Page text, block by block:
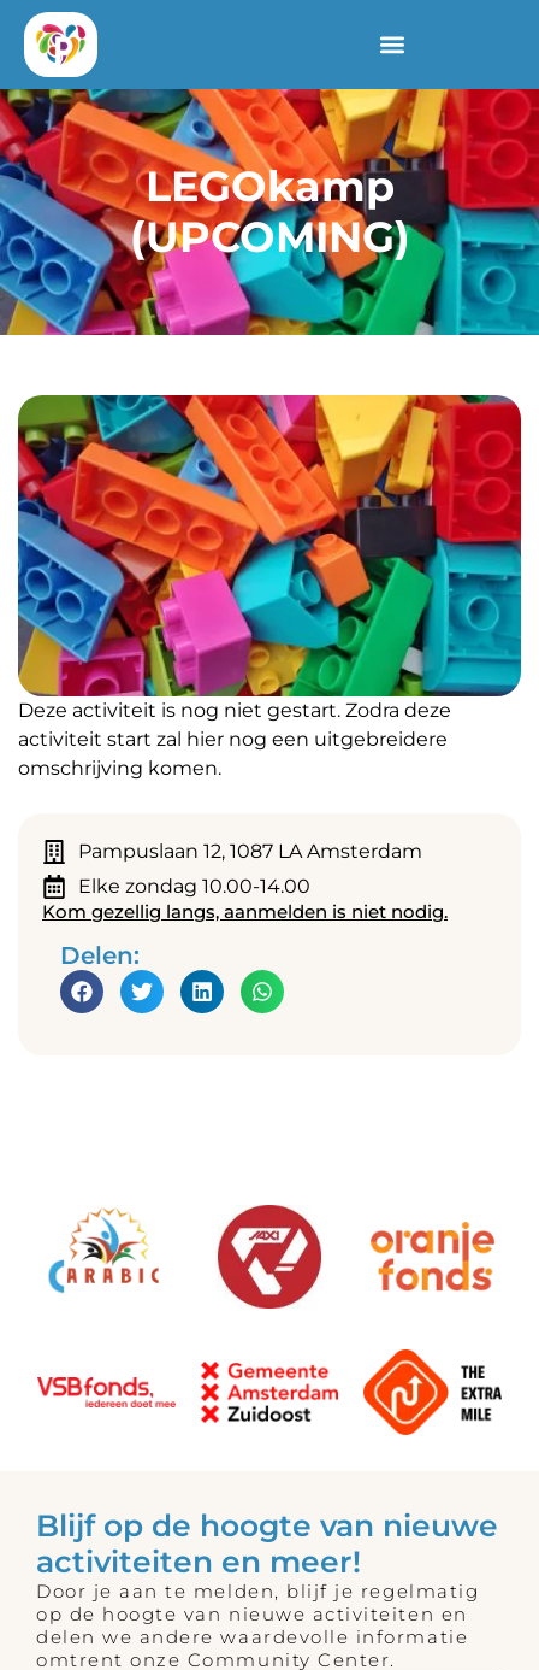
LEGOkamp
(UPCOMING)
Deze activiteit is nog niet gestart. Zodra deze
activiteit start zal hier nog een uitgebreidere
omschrijving komen.
Pampuslaan 12, 1087 LA Amsterdam
Elke zondag 10.00-14.00
Kom gezellig langs, aanmelden is niet nodig.
Delen:
Blijf op de hoogte van nieuwe
activiteiten en meer!
Door je aan te melden, blijf je regelmatig
op de hoogte van nieuwe activiteiten en
delen we andere waardevolle informatie
omtrent onze Community Center.